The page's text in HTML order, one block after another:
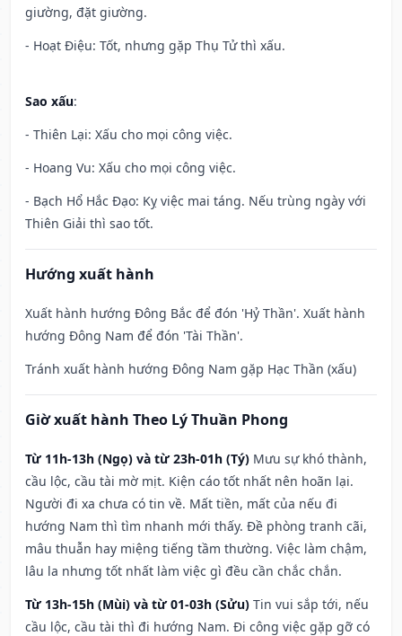
giường, đặt giường.
- Hoạt Điệu: Tốt, nhưng gặp Thụ Tử thì xấu.
Sao xấu:
- Thiên Lại: Xấu cho mọi công việc.
- Hoang Vu: Xấu cho mọi công việc.
- Bạch Hổ Hắc Đạo: Kỵ việc mai táng. Nếu trùng ngày với
Thiên Giải thì sao tốt.
Hướng xuất hành
Xuất hành hướng Đông Bắc để đón 'Hỷ Thần'. Xuất hành
hướng Đông Nam để đón 'Tài Thần'.
Tránh xuất hành hướng Đông Nam gặp Hạc Thần (xấu)
Giờ xuất hành Theo Lý Thuần Phong
Từ 11h-13h (Ngọ) và từ 23h-01h (Tý) Mưu sự khó thành,
cầu lộc, cầu tài mờ mịt. Kiện cáo tốt nhất nên hoãn lại.
Người đi xa chưa có tin về. Mất tiền, mất của nếu đi
hướng Nam thì tìm nhanh mới thấy. Đề phòng tranh cãi,
mâu thuẫn hay miệng tiếng tầm thường. Việc làm chậm,
lâu la nhưng tốt nhất làm việc gì đều cần chắc chắn.
Từ 13h-15h (Mùi) và từ 01-03h (Sửu) Tin vui sắp tới, nếu
cầu lộc, cầu tài thì đi hướng Nam. Đi công việc gặp gỡ có